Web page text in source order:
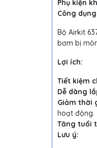
Phụ kiện
Công
Bộ Airkit
bơm bị
Lợi ích:
Tiết kiệm
Dễ dàng
Giảm thời
hoạt động.
Tăng tuổi
Lưu ý: